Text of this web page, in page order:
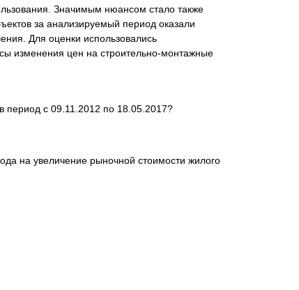
Значимым нюансом стало также
за анализируемый период оказали
Для оценки использовались
изменения цен на строительно-монтажные
период с 09.11.2012 по 18.05.2017?
на увеличение рыночной стоимости жилого